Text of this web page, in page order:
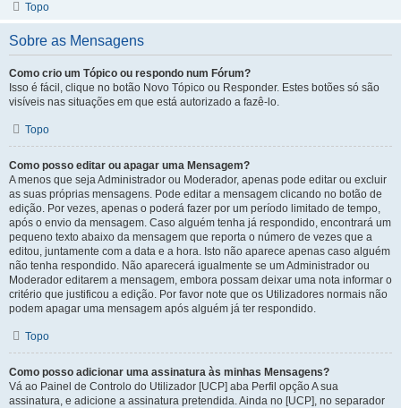
Topo
Sobre as Mensagens
Como crio um Tópico ou respondo num Fórum?
Isso é fácil, clique no botão Novo Tópico ou Responder. Estes botões só são
visíveis nas situações em que está autorizado a fazê-lo.
Topo
Como posso editar ou apagar uma Mensagem?
A menos que seja Administrador ou Moderador, apenas pode editar ou excluir
as suas próprias mensagens. Pode editar a mensagem clicando no botão de
edição. Por vezes, apenas o poderá fazer por um período limitado de tempo,
após o envio da mensagem. Caso alguém tenha já respondido, encontrará um
pequeno texto abaixo da mensagem que reporta o número de vezes que a
editou, juntamente com a data e a hora. Isto não aparece apenas caso alguém
não tenha respondido. Não aparecerá igualmente se um Administrador ou
Moderador editarem a mensagem, embora possam deixar uma nota informar o
critério que justificou a edição. Por favor note que os Utilizadores normais não
podem apagar uma mensagem após alguém já ter respondido.
Topo
Como posso adicionar uma assinatura às minhas Mensagens?
Vá ao Painel de Controlo do Utilizador [UCP] aba Perfil opção A sua
assinatura, e adicione a assinatura pretendida. Ainda no [UCP], no separador